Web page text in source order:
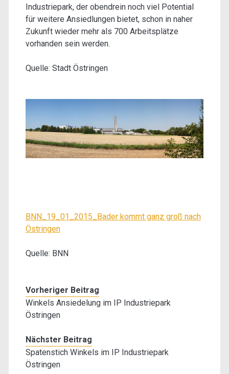
Industriepark, der obendrein noch viel Potential
für weitere Ansiedlungen bietet, schon in naher
Zukunft wieder mehr als 700 Arbeitsplätze
vorhanden sein werden.
Quelle: Stadt Östringen
BNN_19_01_2015_Bader kommt ganz groß nach
Östringen
Quelle: BNN
Vorheriger Beitrag
Winkels Ansiedelung im IP Industriepark
Östringen
Nächster Beitrag
Spatenstich Winkels im IP Industriepark
Östringen